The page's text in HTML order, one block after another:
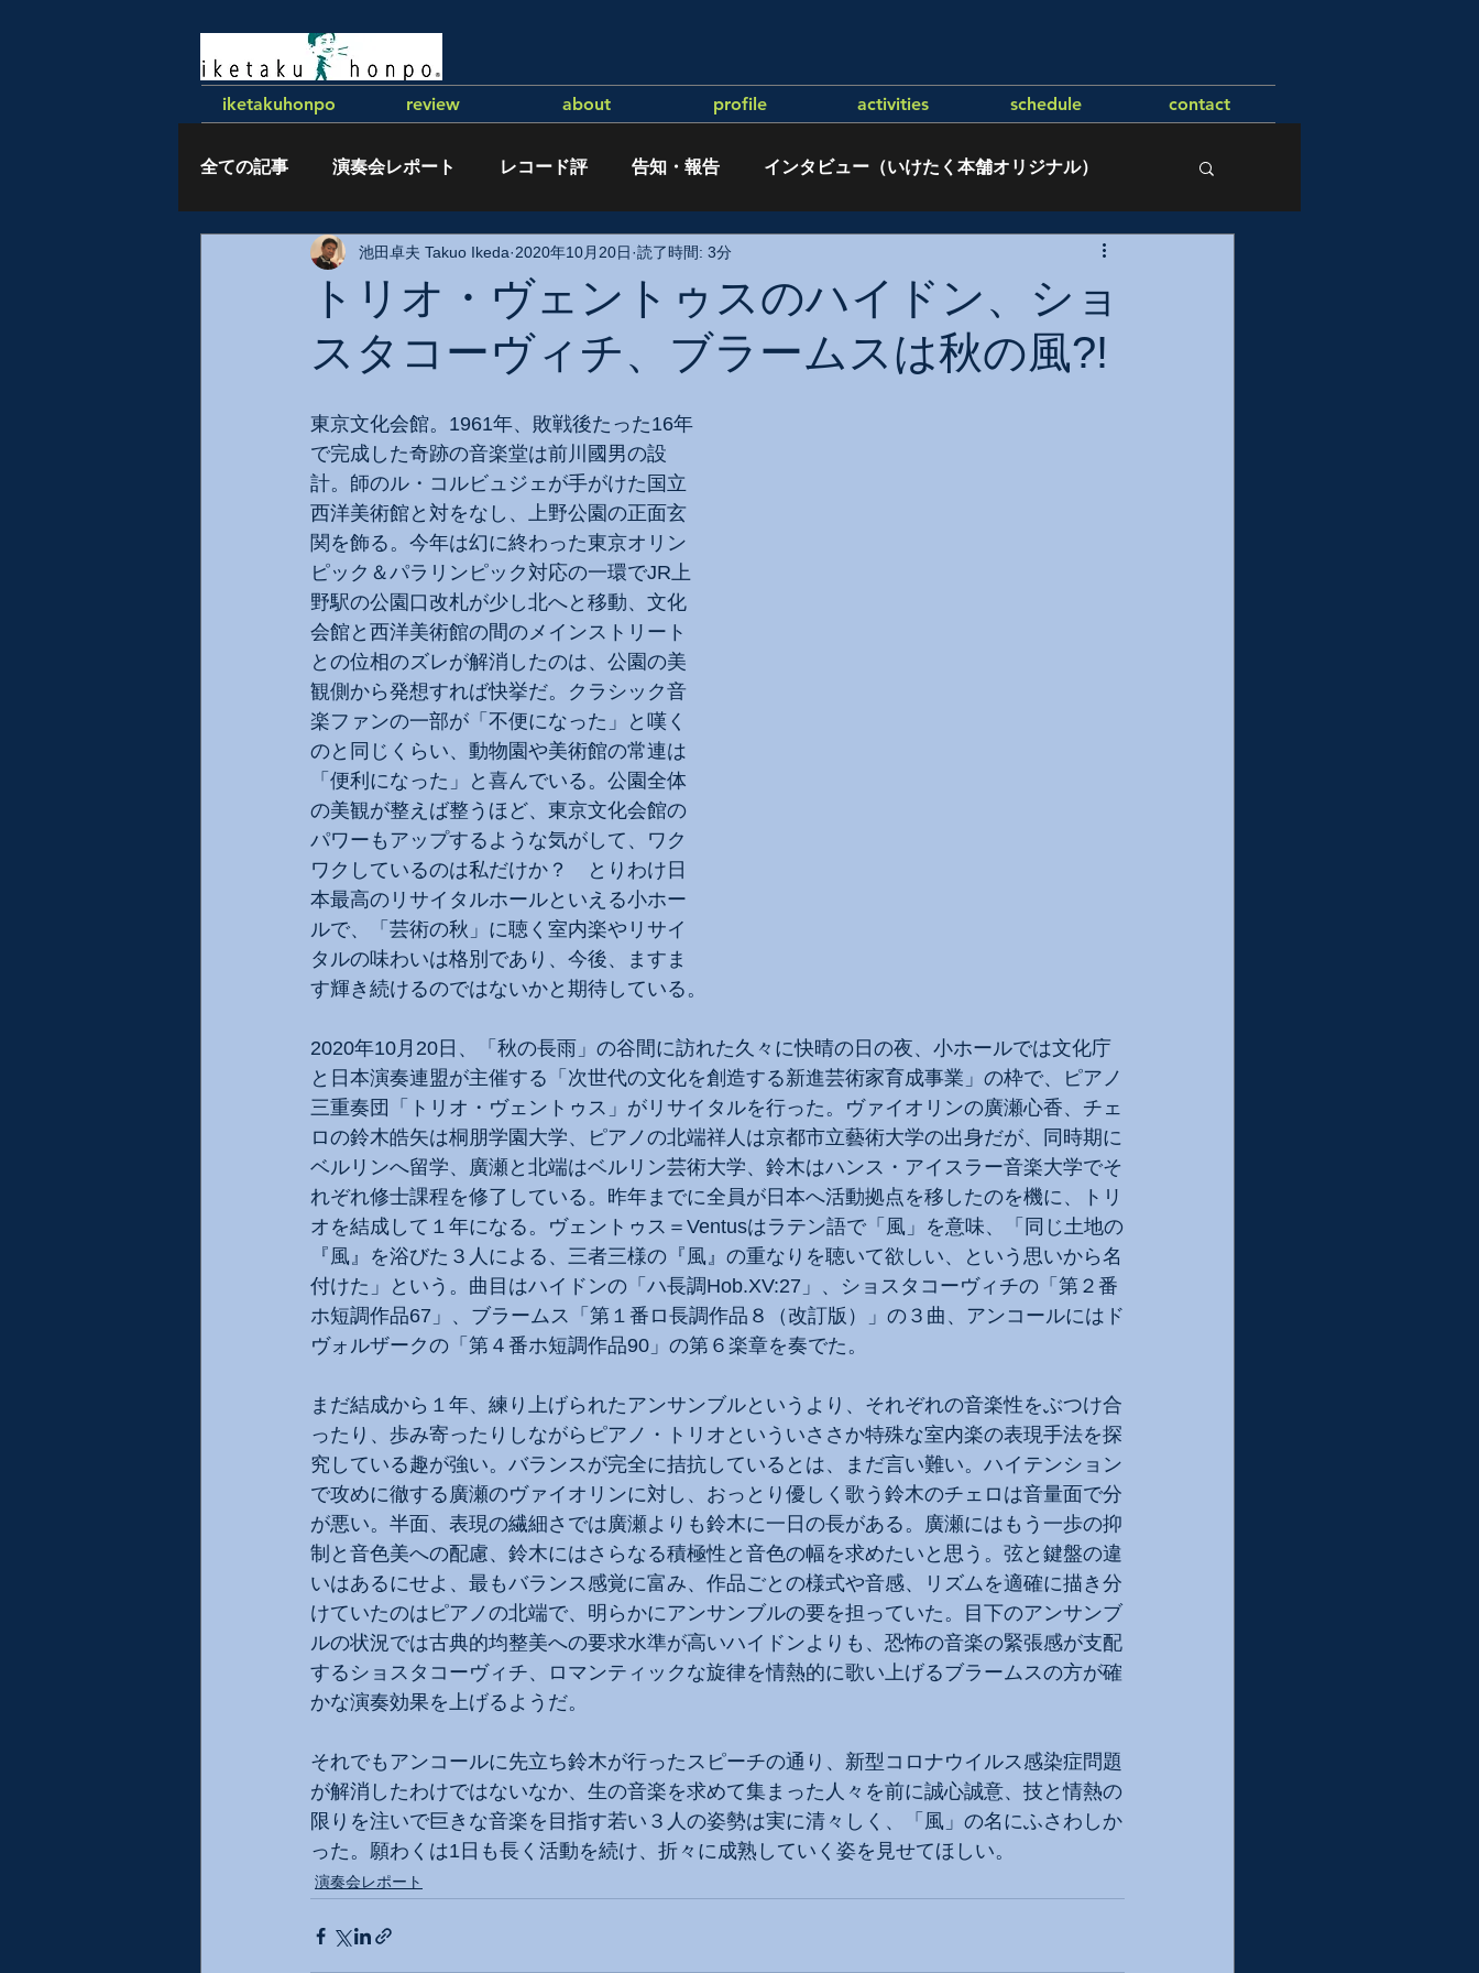
iketakuhonpo review about profile activities schedule contact
全ての記事 演奏会レポート レコード評 告知・報告 インタビュー（いけたく本舗オリジナル）
執筆記事
トリオ・ヴェントゥスのハイドン、ショ
スタコーヴィチ、ブラームスは秋の風?!
池田卓夫 Takuo Ikeda 2020年10月20日 読了時間: 3分
東京文化会館。1961年、敗戦後たった16年
で完成した奇跡の音楽堂は前川國男の設
計。師のル・コルビュジェが手がけた国立
西洋美術館と対をなし、上野公園の正面玄
関を飾る。今年は幻に終わった東京オリン
ピック＆パラリンピック対応の一環でJR上
野駅の公園口改札が少し北へと移動、文化
会館と西洋美術館の間のメインストリート
との位相のズレが解消したのは、公園の美
観側から発想すれば快挙だ。クラシック音
楽ファンの一部が「不便になった」と嘆く
のと同じくらい、動物園や美術館の常連は
「便利になった」と喜んでいる。公園全体
の美観が整えば整うほど、東京文化会館の
パワーもアップするような気がして、ワク
ワクしているのは私だけか？　とりわけ日
本最高のリサイタルホールといえる小ホー
ルで、「芸術の秋」に聴く室内楽やリサイ
タルの味わいは格別であり、今後、ますま
す輝き続けるのではないかと期待している。
2020年10月20日、「秋の長雨」の谷間に訪れた久々に快晴の日の夜、小ホールでは文化庁
と日本演奏連盟が主催する「次世代の文化を創造する新進芸術家育成事業」の枠で、ピアノ
三重奏団「トリオ・ヴェントゥス」がリサイタルを行った。ヴァイオリンの廣瀬心香、チェ
ロの鈴木皓矢は桐朋学園大学、ピアノの北端祥人は京都市立藝術大学の出身だが、同時期に
ベルリンへ留学、廣瀬と北端はベルリン芸術大学、鈴木はハンス・アイスラー音楽大学でそ
れぞれ修士課程を修了している。昨年までに全員が日本へ活動拠点を移したのを機に、トリ
オを結成して１年になる。ヴェントゥス＝Ventusはラテン語で「風」を意味、「同じ土地の
『風』を浴びた３人による、三者三様の『風』の重なりを聴いて欲しい、という思いから名
付けた」という。曲目はハイドンの「ハ長調Hob.XV:27」、ショスタコーヴィチの「第２番
ホ短調作品67」、ブラームス「第１番ロ長調作品８（改訂版）」の３曲、アンコールにはド
ヴォルザークの「第４番ホ短調作品90」の第６楽章を奏でた。
まだ結成から１年、練り上げられたアンサンブルというより、それぞれの音楽性をぶつけ合
ったり、歩み寄ったりしながらピアノ・トリオといういささか特殊な室内楽の表現手法を探
究している趣が強い。バランスが完全に拮抗しているとは、まだ言い難い。ハイテンション
で攻めに徹する廣瀬のヴァイオリンに対し、おっとり優しく歌う鈴木のチェロは音量面で分
が悪い。半面、表現の繊細さでは廣瀬よりも鈴木に一日の長がある。廣瀬にはもう一歩の抑
制と音色美への配慮、鈴木にはさらなる積極性と音色の幅を求めたいと思う。弦と鍵盤の違
いはあるにせよ、最もバランス感覚に富み、作品ごとの様式や音感、リズムを適確に描き分
けていたのはピアノの北端で、明らかにアンサンブルの要を担っていた。目下のアンサンブ
ルの状況では古典的均整美への要求水準が高いハイドンよりも、恐怖の音楽の緊張感が支配
するショスタコーヴィチ、ロマンティックな旋律を情熱的に歌い上げるブラームスの方が確
かな演奏効果を上げるようだ。
それでもアンコールに先立ち鈴木が行ったスピーチの通り、新型コロナウイルス感染症問題
が解消したわけではないなか、生の音楽を求めて集まった人々を前に誠心誠意、技と情熱の
限りを注いで巨きな音楽を目指す若い３人の姿勢は実に清々しく、「風」の名にふさわしか
った。願わくは1日も長く活動を続け、折々に成熟していく姿を見せてほしい。
演奏会レポート